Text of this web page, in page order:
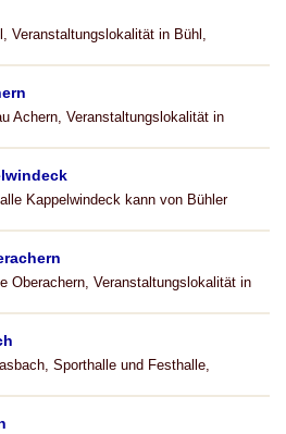
Veranstaltungslokalität in Bühl,
Achern, Veranstaltungslokalität in
Kappelwindeck kann von Bühler
Oberachern, Veranstaltungslokalität in
Sporthalle und Festhalle,